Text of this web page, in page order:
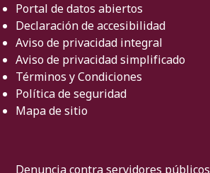
Portal de datos abiertos
Declaración de accesibilidad
Aviso de privacidad integral
Aviso de privacidad simplificado
Términos y Condiciones
Política de seguridad
Mapa de sitio
Denuncia contra servidores públicos